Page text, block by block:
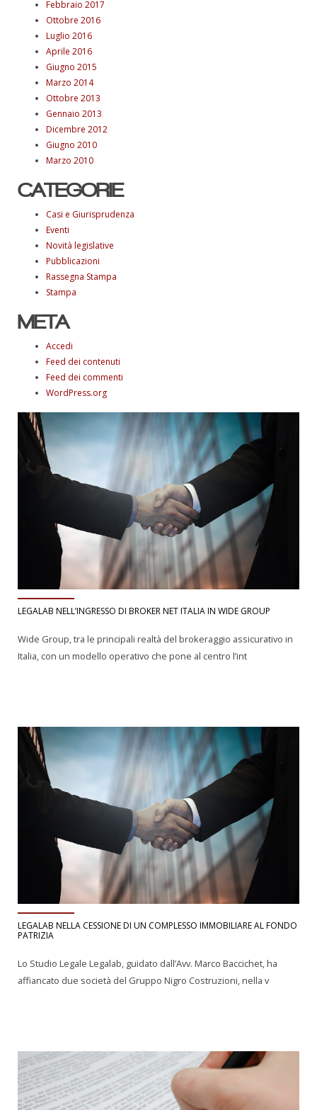
Febbraio 2017
Ottobre 2016
Luglio 2016
Aprile 2016
Giugno 2015
Marzo 2014
Ottobre 2013
Gennaio 2013
Dicembre 2012
Giugno 2010
Marzo 2010
CATEGORIE
Casi e Giurisprudenza
Eventi
Novità legislative
Pubblicazioni
Rassegna Stampa
Stampa
META
Accedi
Feed dei contenuti
Feed dei commenti
WordPress.org
LEGALAB NELL’INGRESSO DI BROKER NET ITALIA IN WIDE GROUP
Wide Group, tra le principali realtà del brokeraggio assicurativo in
Italia, con un modello operativo che pone al centro l’int
LEGALAB NELLA CESSIONE DI UN COMPLESSO IMMOBILIARE AL FONDO
PATRIZIA
Lo Studio Legale Legalab, guidato dall’Avv. Marco Baccichet, ha
affiancato due società del Gruppo Nigro Costruzioni, nella v